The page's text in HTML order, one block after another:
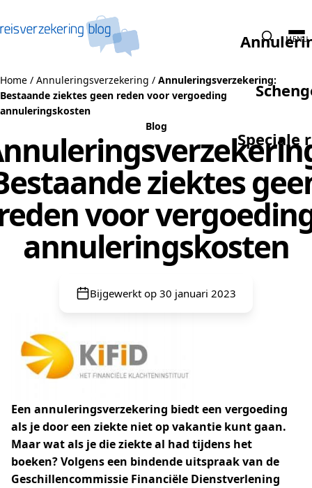
Speciale
MENU
Home / Annuleringsverzekering / Annuleringsverzekering:
Bestaande ziektes geen reden voor vergoeding
annuleringskosten
Blog
ziektes
voor
annuleringskosten
Bijgewerkt op 30 januari 2023
Een annuleringsverzekering biedt een vergoeding
als je door een ziekte niet op vakantie kunt gaan.
Maar wat als je die ziekte al had tijdens het
boeken? Volgens een bindende uitspraak van de
Geschillencommissie Financiële Dienstverlening